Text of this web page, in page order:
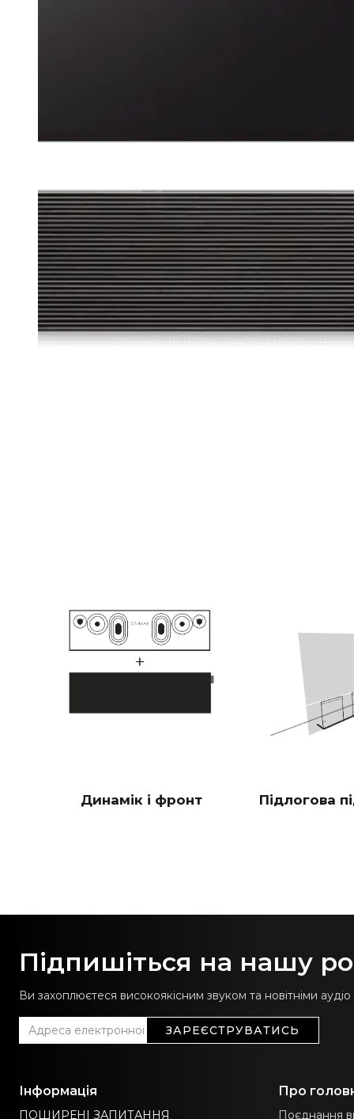
Динамік і фронт Підлогова
Підпишіться на нашу
Ви захоплюєтеся високоякісним звуком та новітніми
ЗАРЕЄСТРУВАТИСЬ
Інформація
ПОШИРЕНІ ЗАПИТАННЯ
Про
Поєднання